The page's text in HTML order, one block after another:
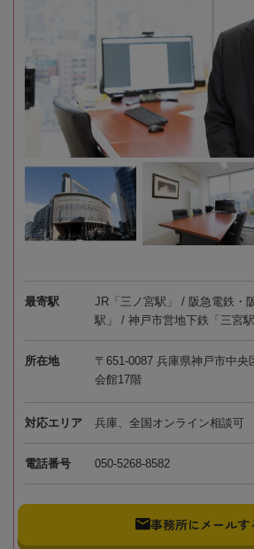
最寄駅
JR「三ノ宮駅」 / 阪急電鉄・
駅」 / 神戸市営地下鉄「三宮
所在地
〒651-0087 兵庫県神戸市中央
会館17階
対応エリア 兵庫、全国オンライン相談可
電話番号 050-5268-8582
事務所にメールす